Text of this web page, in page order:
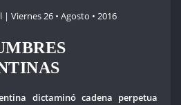
Viernes 26 • Agosto • 2016
dictaminó cadena perpetua